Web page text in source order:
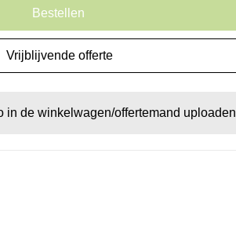
Bestellen
Vrijblijvende offerte
in de winkelwagen/offertemand uploaden